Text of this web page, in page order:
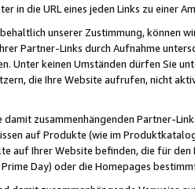
in die URL eines jeden Links zu einer
unserer Zustimmung, können
Partner-Links durch Aufnahme
Unter keinen Umständen dürfen Sie
die Ihre Website aufrufen, nicht
damit zusammenhängenden Partner-
auf Produkte (wie im
auf Ihrer Website befinden, die für
Prime Day) oder die Homepages